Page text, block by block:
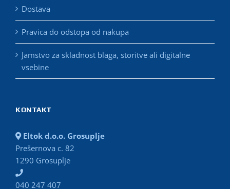
Dostava
Pravica do odstopa od nakupa
Jamstvo za skladnost blaga, storitve ali digitalne
vsebine
KONTAKT
Eltok d.o.o. Grosuplje
Prešernova c. 82
1290 Grosuplje
040 247 407